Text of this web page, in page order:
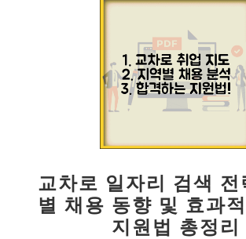
교차로 일자리 검색 전
별 채용 동향 및 효과
지원법 총정리